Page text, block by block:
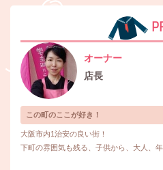
オーナー
店長
この町のここが好き！
大阪市内1治安の良い街！
下町の雰囲気も残る、子供から、大人、